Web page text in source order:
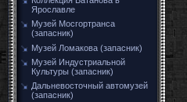
Ярославле
Музей Мосгортранса
(запасник)
Музей Ломакова (запасник)
Музей Индустриальной
Культуры (запасник)
Дальневосточный автомузей
(запасник)